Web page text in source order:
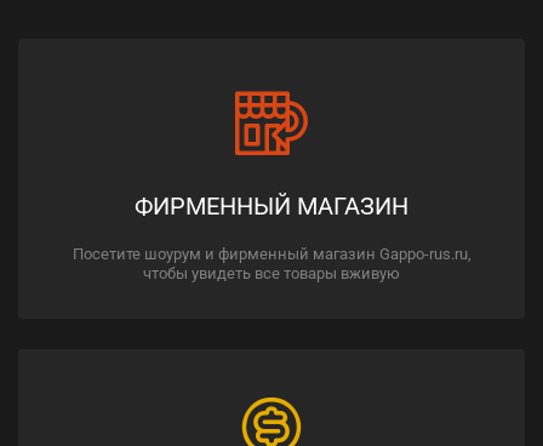
ФИРМЕННЫЙ МАГАЗИН
Посетите шоурум и фирменный магазин Gappo-rus.ru,
чтобы увидеть все товары вживую